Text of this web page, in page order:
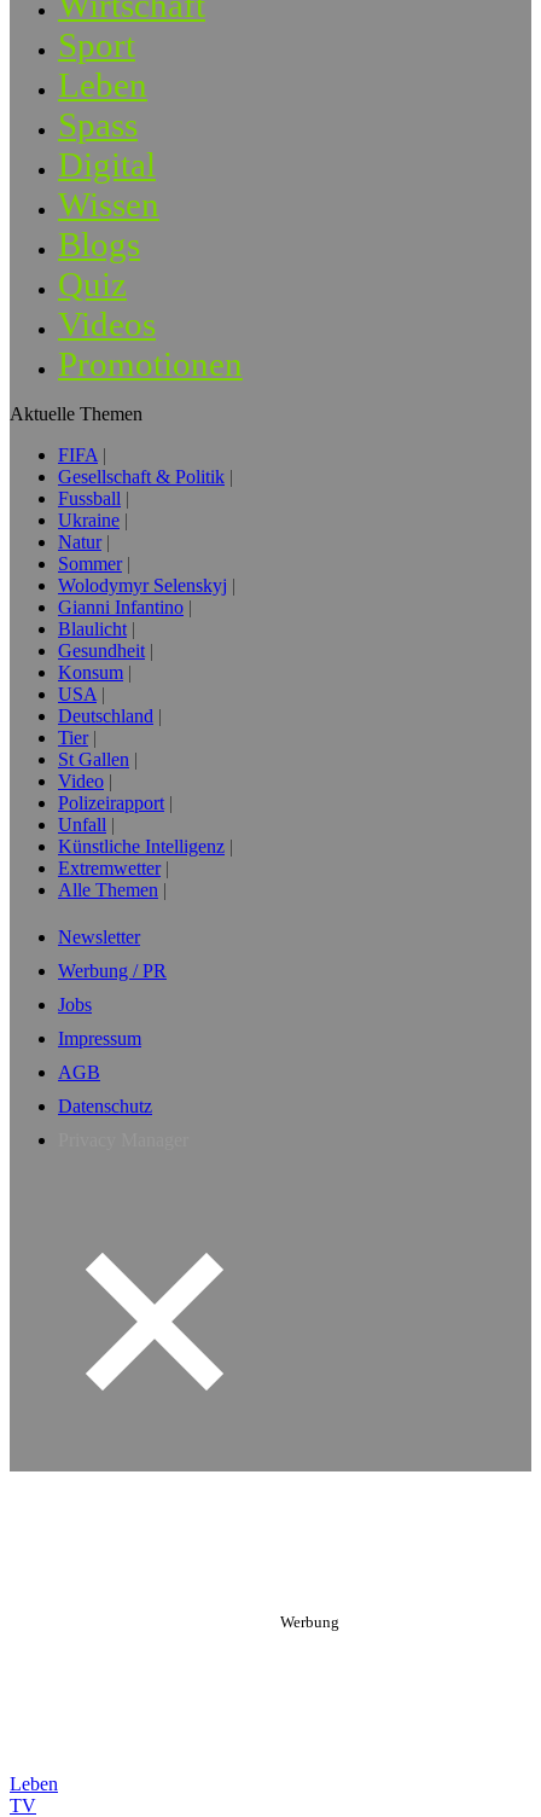
Sport
Leben
Spass
Digital
Wissen
Blogs
Quiz
Videos
Promotionen
Aktuelle Themen
FIFA
Gesellschaft & Politik
Fussball
Ukraine
Natur
Sommer
Wolodymyr Selenskyj
Gianni Infantino
Blaulicht
Gesundheit
Konsum
USA
Deutschland
Tier
St Gallen
Video
Polizeirapport
Unfall
Künstliche Intelligenz
Extremwetter
Alle Themen
Newsletter
Werbung / PR
Jobs
Impressum
AGB
Datenschutz
Leben
TV